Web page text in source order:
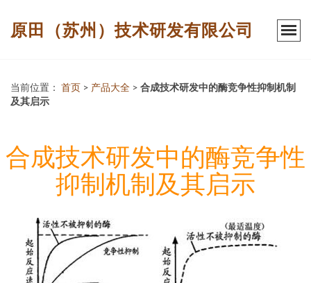
原田（苏州）技术研发有限公司
当前位置： 首页 > 产品大全 > 合成技术研发中的酶竞争性抑制机制
及其启示
合成技术研发中的酶竞争性
抑制机制及其启示